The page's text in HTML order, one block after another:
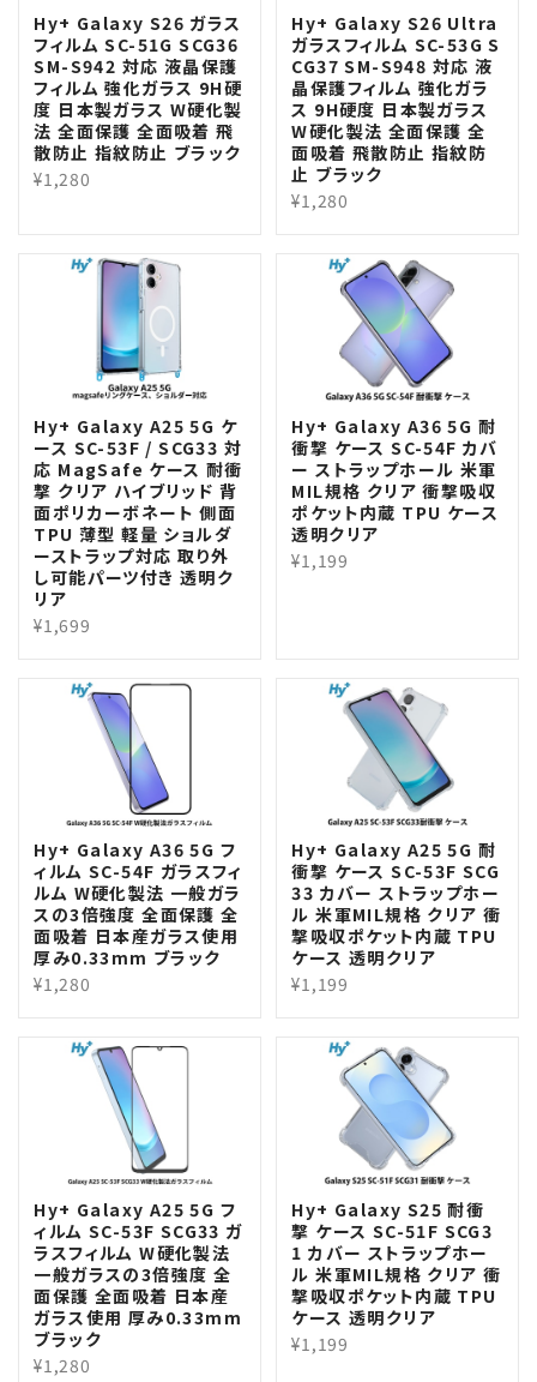
Hy+ Galaxy S26 ガラス
フィルム SC-51G SCG36
SM-S942 対応 液晶保護
フィルム 強化ガラス 9H硬
度 日本製ガラス W硬化製
法 全面保護 全面吸着 飛
散防止 指紋防止 ブラック
¥1,280
Hy+ Galaxy S26 Ultra
ガラスフィルム SC-53G S
CG37 SM-S948 対応 液
晶保護フィルム 強化ガラ
ス 9H硬度 日本製ガラス
W硬化製法 全面保護 全
面吸着 飛散防止 指紋防
止 ブラック
¥1,280
Hy+ Galaxy A25 5G ケ
ース SC-53F / SCG33 対
応 MagSafe ケース 耐衝
撃 クリア ハイブリッド 背
面ポリカーボネート 側面
TPU 薄型 軽量 ショルダ
ーストラップ対応 取り外
し可能パーツ付き 透明ク
リア
¥1,699
Hy+ Galaxy A36 5G 耐
衝撃 ケース SC-54F カバ
ー ストラップホール 米軍
MIL規格 クリア 衝撃吸収
ポケット内蔵 TPU ケース
透明クリア
¥1,199
Hy+ Galaxy A36 5G フ
ィルム SC-54F ガラスフィ
ルム W硬化製法 一般ガラ
スの3倍強度 全面保護 全
面吸着 日本産ガラス使用
厚み0.33mm ブラック
¥1,280
Hy+ Galaxy A25 5G 耐
衝撃 ケース SC-53F SCG
33 カバー ストラップホー
ル 米軍MIL規格 クリア 衝
撃吸収ポケット内蔵 TPU
ケース 透明クリア
¥1,199
Hy+ Galaxy A25 5G フ
ィルム SC-53F SCG33 ガ
ラスフィルム W硬化製法
一般ガラスの3倍強度 全
面保護 全面吸着 日本産
ガラス使用 厚み0.33mm
ブラック
¥1,280
Hy+ Galaxy S25 耐衝
撃 ケース SC-51F SCG3
1 カバー ストラップホー
ル 米軍MIL規格 クリア 衝
撃吸収ポケット内蔵 TPU
ケース 透明クリア
¥1,199